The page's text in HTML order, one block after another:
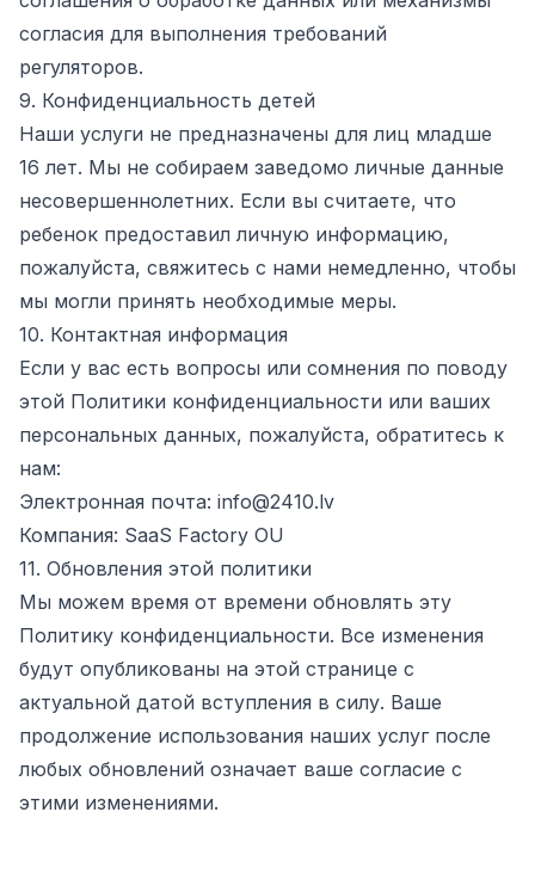
согласия для выполнения требований
регуляторов.
9. Конфиденциальность детей
Наши услуги не предназначены для лиц младше
16 лет. Мы не собираем заведомо личные данные
несовершеннолетних. Если вы считаете, что
ребенок предоставил личную информацию,
пожалуйста, свяжитесь с нами немедленно, чтобы
мы могли принять необходимые меры.
10. Контактная информация
Если у вас есть вопросы или сомнения по поводу
этой Политики конфиденциальности или ваших
персональных данных, пожалуйста, обратитесь к
нам:
Электронная почта: info@2410.lv
Компания: SaaS Factory OU
11. Обновления этой политики
Мы можем время от времени обновлять эту
Политику конфиденциальности. Все изменения
будут опубликованы на этой странице с
актуальной датой вступления в силу. Ваше
продолжение использования наших услуг после
любых обновлений означает ваше согласие с
этими изменениями.